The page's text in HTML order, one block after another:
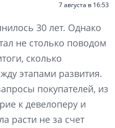
7 августа в 16:53
30 лет. Однако
не столько поводом
сколько
этапами развития.
покупателей, из
к девелоперу и
расти не за счет